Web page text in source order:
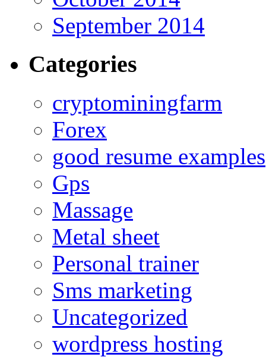
September 2014
Categories
cryptominingfarm
Forex
good resume examples
Gps
Massage
Metal sheet
Personal trainer
Sms marketing
Uncategorized
wordpress hosting